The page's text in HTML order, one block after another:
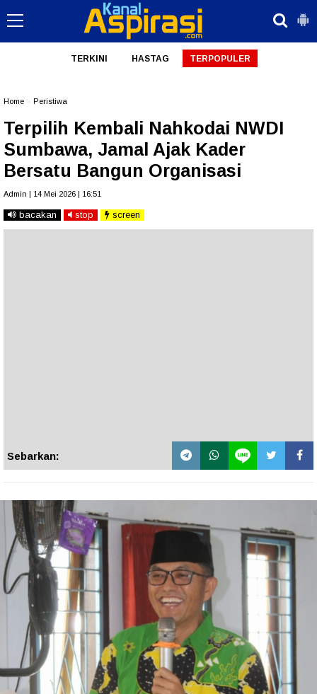
TERKINI HASTAG TERPOPULER
Home Peristiwa
Terpilih Kembali Nahkodai NWDI
Sumbawa, Jamal Ajak Kader
Bersatu Bangun Organisasi
Admin | 14 Mei 2026 | 16:51
bacakan stop screen
Sebarkan: